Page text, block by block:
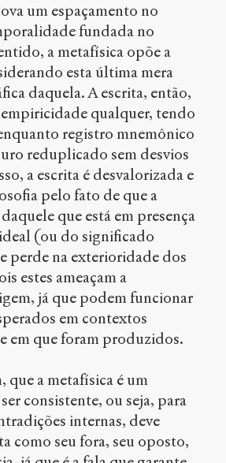
um espaçamento no
fundada no
a metafísica opõe a
esta última mera
daquela. A escrita, então,
qualquer, tendo
registro mnemônico
reduplicado sem desvios
a escrita é desvalorizada e
pelo fato de que a
que está em presença
(ou do significado
perde na exterioridade dos
estes ameaçam a
já que podem funcionar
em contextos
em que foram produzidos.
que a metafísica é um
consistente, ou seja, para
internas, deve
como seu fora, seu oposto,